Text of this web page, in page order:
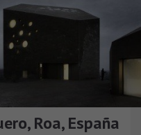
Roa, España